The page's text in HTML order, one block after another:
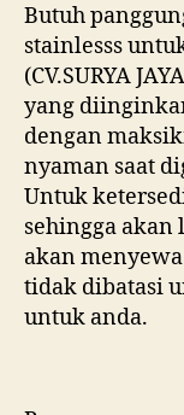
Butuh
stainlesss
(CV.SURYA
yang
dengan
nyaman saat
Untuk
sehingga akan
akan
tidak dibatasi
untuk anda.